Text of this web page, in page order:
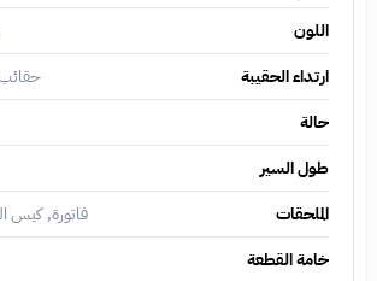
اللون
ارتداء الحقيبة
حالة
طول السير
الملحقات
فاتورة, كيس
خامة القطعة